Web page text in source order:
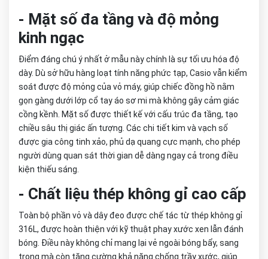
- Mặt số đa tầng và độ mỏng
kinh ngạc
Điểm đáng chú ý nhất ở mẫu này chính là sự tối ưu hóa độ
dày. Dù sở hữu hàng loạt tính năng phức tạp, Casio vẫn kiểm
soát được độ mỏng của vỏ máy, giúp chiếc đồng hồ nằm
gọn gàng dưới lớp cổ tay áo sơ mi mà không gây cảm giác
cồng kềnh. Mặt số được thiết kế với cấu trúc đa tầng, tạo
chiều sâu thị giác ấn tượng. Các chi tiết kim và vạch số
được gia công tinh xảo, phủ dạ quang cực mạnh, cho phép
người dùng quan sát thời gian dễ dàng ngay cả trong điều
kiện thiếu sáng.
- Chất liệu thép không gỉ cao cấp
Toàn bộ phần vỏ và dây đeo được chế tác từ thép không gỉ
316L, được hoàn thiện với kỹ thuật phay xước xen lẫn đánh
bóng. Điều này không chỉ mang lại vẻ ngoài bóng bẩy, sang
trọng mà còn tăng cường khả năng chống trầy xước, giúp